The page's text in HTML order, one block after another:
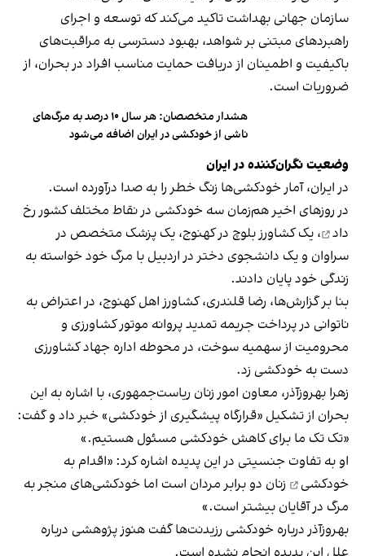
سازمان جهانی بهداشت تاکید می‌کند که توسعه و اجرای
راهبردهای مبتنی بر شواهد، بهبود دسترسی به مراقبت‌های
باکیفیت و اطمینان از دریافت حمایت مناسب افراد در بحران، از
ضروریات است.
هشدار متخصصان: هر سال ۱۰ درصد به مرگ‌های
ناشی از خودکشی در ایران اضافه می‌شود
وضعیت نگران‌کننده در ایران
در ایران، آمار خودکشی‌ها زنگ خطر را به صدا درآورده است.
در روزهای اخیر هم‌زمان سه خودکشی در نقاط مختلف کشوررخ
داد
، یک کشاورز بلوچ در کهنوج، یک پزشک متخصص در
سراوان و یک دانشجوی دختر در اردبیل با مرگ خود خواسته به
زندگی خود پایان دادند.
بنا بر گزارش‌ها، رضا قلندری، کشاورز اهل کهنوج، در اعتراض به
ناتوانی در پرداخت جریمه تمدید پروانه موتور کشاورزی و
محرومیت از سهمیه سوخت، در محوطه اداره جهاد کشاورزی
دست به خودکشی زد.
زهرا بهروزآذر، معاون امور زنان ریاست‌جمهوری، با اشاره به این
بحران از تشکیل «قرارگاه پیشگیری از خودکشی» خبر داد و گفت:
«تک تک ما برای کاهش خودکشی مسئول هستیم.»
او به تفاوت جنسیتی در این پدیده اشاره کرد: «اقدام به
خودکشی
زنان دو برابر مردان است اما خودکشی‌های منجر به
مرگ در آقایان بیشتر است.»
بهروزآذر درباره خودکشی رزیدنت‌ها گفت هنوز پژوهشی درباره